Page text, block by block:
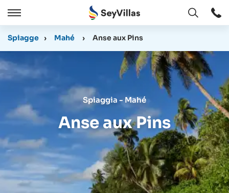
Chiudere
Aperto
Spiagge › Mahé › Anse aux Pins
Spiaggia - Mahé
Anse aux Pins